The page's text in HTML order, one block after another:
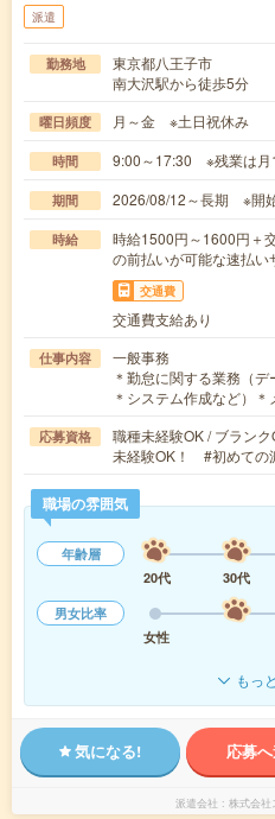
派遣
勤務地
東京都八王子市
南大沢駅から徒歩5分
曜日頻度 月～金 ※土日祝休み
時間 9:00～17:30 ※残業は月
期間 2026/08/12～長期 ※開
時給
時給1500円～1600円
の前払いが可能な速払い
交通費
交通費支給あり
仕事内容
一般事務
＊勤怠に関する業務（
＊システム作成など）
応募資格
職種未経験OK / ブラン
未経験OK！ #初めての
職場の雰囲気
年齢層
20代
30代
男女比率
女性
もっ
気になる! 応募
派遣会社 株式会社